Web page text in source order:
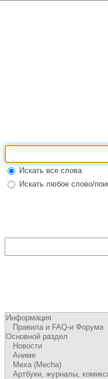
Искать все слова
Искать любое слово/